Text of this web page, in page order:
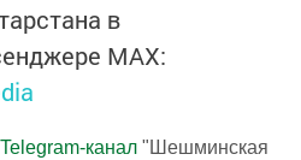
в
MАХ:
Telegram-канал "Шешминская